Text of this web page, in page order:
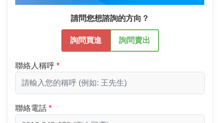
請問您想諮詢的方向？
詢問買進 詢問賣出
聯絡人稱呼
聯絡電話